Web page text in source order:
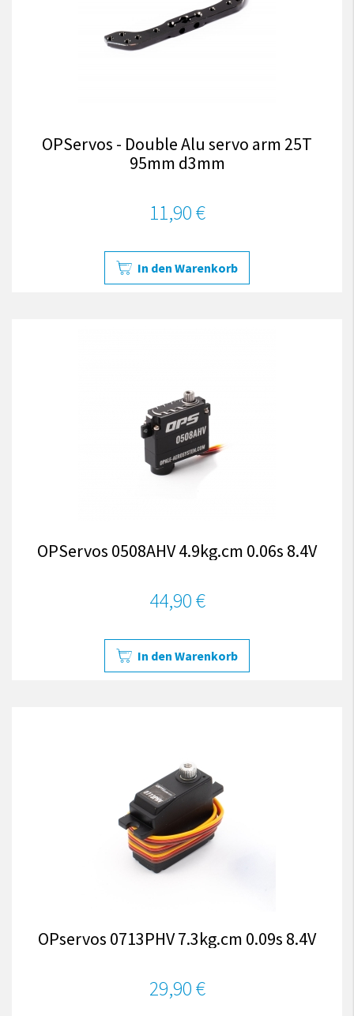
OPServos - Double Alu servo arm 25T
95mm d3mm
11,90 €
In den Warenkorb
OPServos 0508AHV 4.9kg.cm 0.06s 8.4V
44,90 €
In den Warenkorb
OPservos 0713PHV 7.3kg.cm 0.09s 8.4V
29,90 €